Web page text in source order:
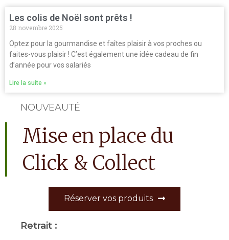
Les colis de Noël sont prêts !
28 novembre 2025
Optez pour la gourmandise et faîtes plaisir à vos proches ou
faites-vous plaisir ! C’est également une idée cadeau de fin
d’année pour vos salariés
Lire la suite »
NOUVEAUTÉ
Mise en place du
Click & Collect
Réserver vos produits
Retrait :